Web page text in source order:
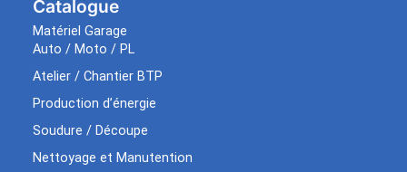
Catalogue
Matériel Garage
Auto / Moto / PL
Atelier / Chantier BTP
Production d’énergie
Soudure / Découpe
Nettoyage et Manutention